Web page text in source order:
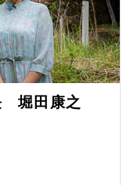
堀田康之
山小屋を営